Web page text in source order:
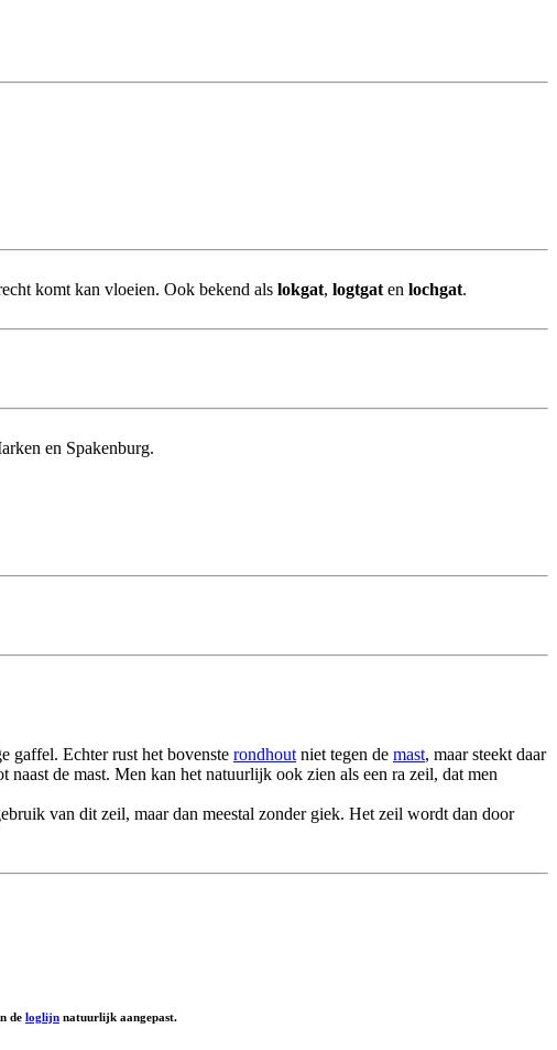
komt kan vloeien. Ook bekend als lokgat, logtgat en lochgat.
en Spakenburg.
gaffel. Echter rust het bovenste rondhout niet tegen de mast, maar steekt daar
de mast. Men kan het natuurlijk ook zien als een ra zeil, dat men
van dit zeil, maar dan meestal zonder giek. Het zeil wordt dan door
de loglijn natuurlijk aangepast.